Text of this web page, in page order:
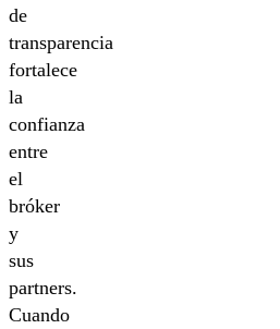
de
transparencia
fortalece
la
confianza
entre
el
bróker
y
sus
partners.
Cuando